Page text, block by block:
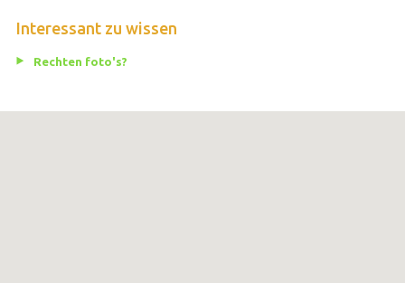
Interessant zu wissen
Rechten foto's?